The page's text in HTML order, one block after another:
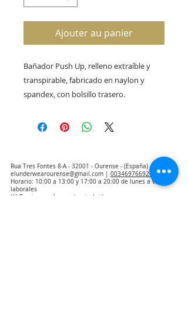
Ajouter au panier
Bañador Push Up, relleno extraíble y
transpirable, fabricado en naylon y
spandex, con bolsillo trasero.
Rua Tres Fontes 8-A - 32001 - Ourense - (España) |
elunderwearourense@gmail.com | 0034697669271
Horario: 10:00 a 13:00 y 17:00 a 20:00 de lunes a viernes
laborales
(*) Precios con Impuestos incluidos